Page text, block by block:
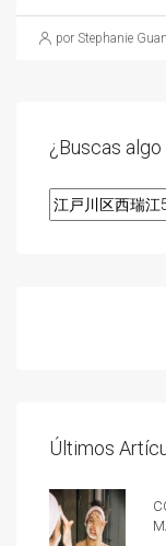
por Stephanie
¿Buscas
Últimos